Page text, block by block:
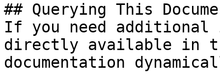
## Querying This
If you need
directly available in
documentation